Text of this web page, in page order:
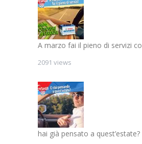
A marzo fai il pieno di servizi
2091 views
hai già pensato a quest’estate?